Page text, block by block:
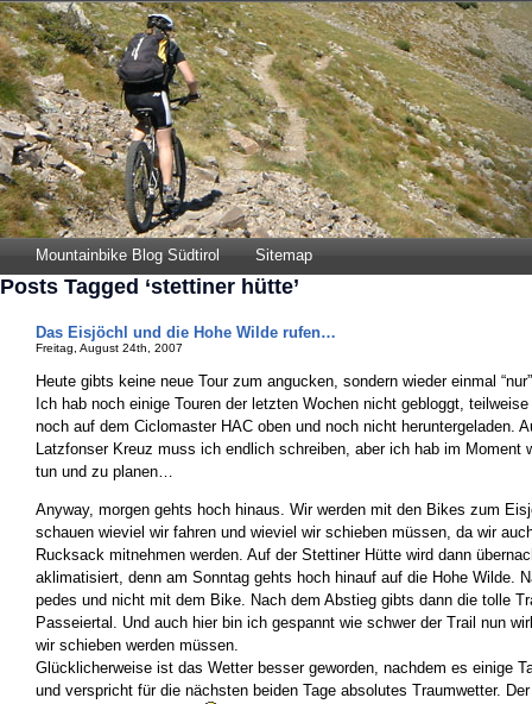
Mountainbike Blog Südtirol Sitemap
Posts Tagged ‘stettiner hütte’
Das Eisjöchl und die Hohe Wilde rufen…
Freitag, August 24th, 2007
Heute gibts keine neue Tour zum angucken, sondern wieder einmal
Ich hab noch einige Touren der letzten Wochen nicht gebloggt,
noch auf dem Ciclomaster HAC oben und noch nicht heruntergeladen.
Latzfonser Kreuz muss ich endlich schreiben, aber ich hab im Moment
tun und zu planen…
Anyway, morgen gehts hoch hinaus. Wir werden mit den Bikes zum
schauen wieviel wir fahren und wieviel wir schieben müssen, da wir
Rucksack mitnehmen werden. Auf der Stettiner Hütte wird dann
aklimatisiert, denn am Sonntag gehts hoch hinauf auf die Hohe Wilde.
pedes und nicht mit dem Bike. Nach dem Abstieg gibts dann die tolle
Passeiertal. Und auch hier bin ich gespannt wie schwer der Trail nun
wir schieben werden müssen.
Glücklicherweise ist das Wetter besser geworden, nachdem es einige
und verspricht für die nächsten beiden Tage absolutes Traumwetter.